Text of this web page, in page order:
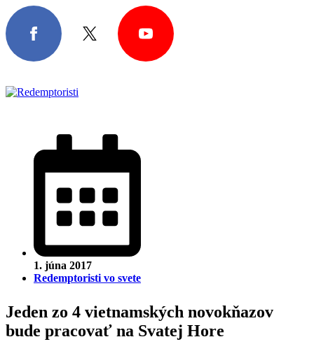
1. júna 2017
Redemptoristi vo svete
Jeden zo 4 vietnamských novokňazov
bude pracovať na Svatej Hore